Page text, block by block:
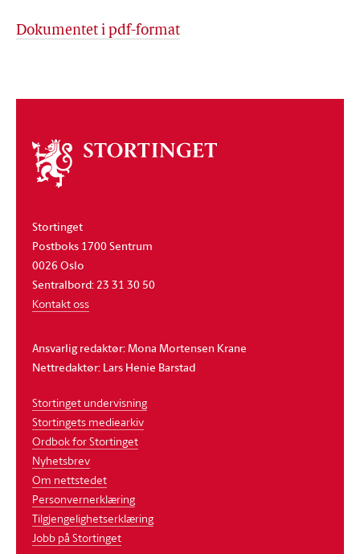
Dokumentet i pdf-format
Om
stortinget
Stortinget
Postboks 1700 Sentrum
0026 Oslo
Sentralbord: 23 31 30 50
Kontakt oss
Ansvarlig redaktør: Mona Mortensen Krane
Nettredaktør: Lars Henie Barstad
Stortinget undervisning
Stortingets mediearkiv
Ordbok for Stortinget
Nyhetsbrev
Om nettstedet
Personvernerklæring
Tilgjengelighetserklæring
Jobb på Stortinget